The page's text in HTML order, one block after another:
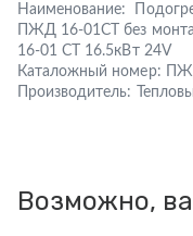
Наименование:
ПЖД 16-01СТ без
16-01 СТ 16.5кВт 24V
Каталожный номер:
Производитель:
Возможно,